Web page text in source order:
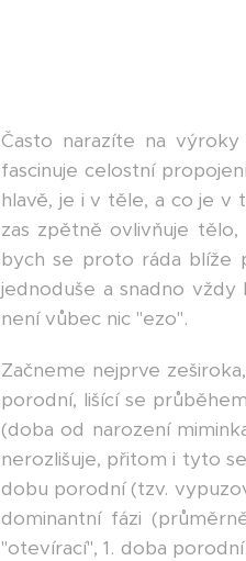
Často narazíte na
fascinuje celostní
hlavě, je i v těle, a co je v
zas zpětně ovlivňuje
bych se proto ráda blíže
jednoduše a snadno
není vůbec nic "ezo".
Začneme nejprve
porodní, lišící se
(doba od narození
nerozlišuje, přitom i tyto
dobu porodní (tzv.
dominantní fázi
"otevírací", 1. doba